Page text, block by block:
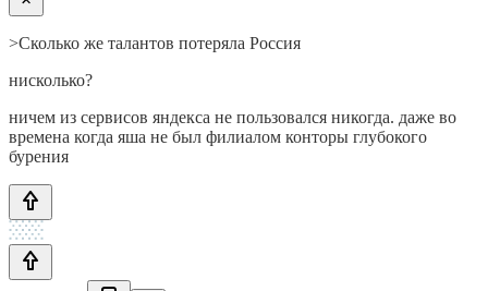
>Сколько же талантов потеряла Россия
нисколько?
ничем из сервисов яндекса не пользовался никогда. даже во
времена когда яша не был филиалом конторы глубокого
бурения